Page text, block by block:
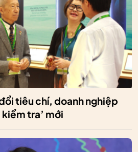
tiêu chí, doanh nghiệp
tra’ mới